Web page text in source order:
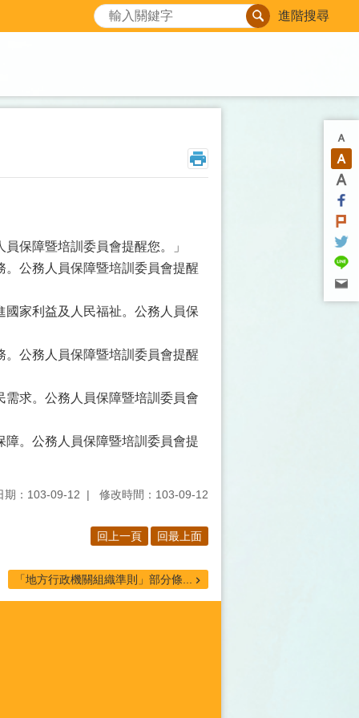
搜尋 進階搜尋
保障暨培訓委員會提醒您。」
公務人員保障暨培訓委員會提醒
家利益及人民福祉。公務人員保
公務人員保障暨培訓委員會提醒
求。公務人員保障暨培訓委員會
。公務人員保障暨培訓委員會提
期：103-09-12 修改時間：103-09-12
回上一頁 回最上面
「地方行政機關組織準則」部分條...